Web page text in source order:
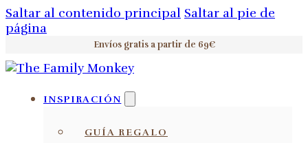
Saltar al contenido principal Saltar al pie de
página
Envíos gratis a partir de 69€
INSPIRACIÓN
GUÍA REGALO